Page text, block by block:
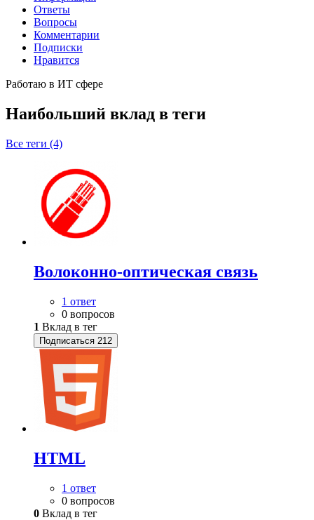
Ответы
Вопросы
Комментарии
Подписки
Нравится
Работаю в ИТ сфере
Наибольший вклад в теги
Все теги (4)
Волоконно-оптическая связь
1 ответ
0 вопросов
1 Вклад в тег
Подписаться 212
HTML
1 ответ
0 вопросов
0 Вклад в тег